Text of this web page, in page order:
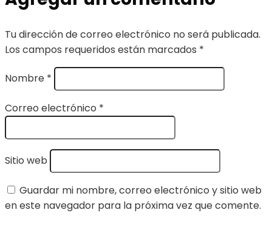
Tu dirección de correo electrónico no será publicada.
Los campos requeridos están marcados *
Nombre *
Correo electrónico *
Sitio web
Guardar mi nombre, correo electrónico y sitio web
en este navegador para la próxima vez que comente.